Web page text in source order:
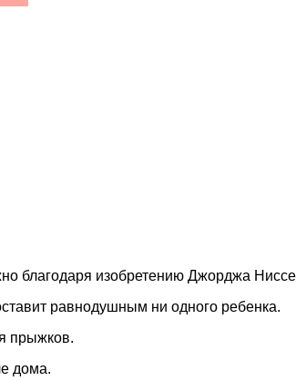
благодаря изобретению Джорджа
равнодушным ни одного ребенка.
прыжков.
дома.